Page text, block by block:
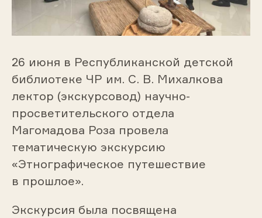
26 июня в Республиканской детской
библиотеке ЧР им. С. В. Михалкова
лектор (экскурсовод) научно-
просветительского отдела
Магомадова Роза провела
тематическую экскурсию
«Этнографическое путешествие
в прошлое».
Экскурсия была посвящена